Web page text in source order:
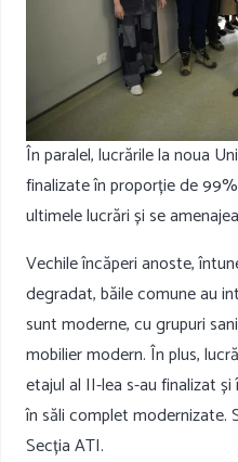
În paralel, lucrările la noua
finalizate în proporție de
ultimele lucrări și se
Vechile încăperi anoste,
degradat, băile comune au
sunt moderne, cu grupuri
mobilier modern. În plus,
etajul al II-lea s-au finalizat
în săli complet modernizate.
Secția ATI.